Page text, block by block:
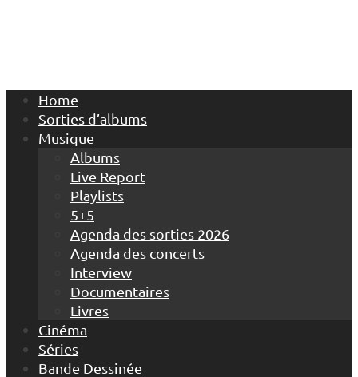
Home
Sorties d’albums
Musique
Albums
Live Report
Playlists
5+5
Agenda des sorties 2026
Agenda des concerts
Interview
Documentaires
Livres
Cinéma
Séries
Bande Dessinée